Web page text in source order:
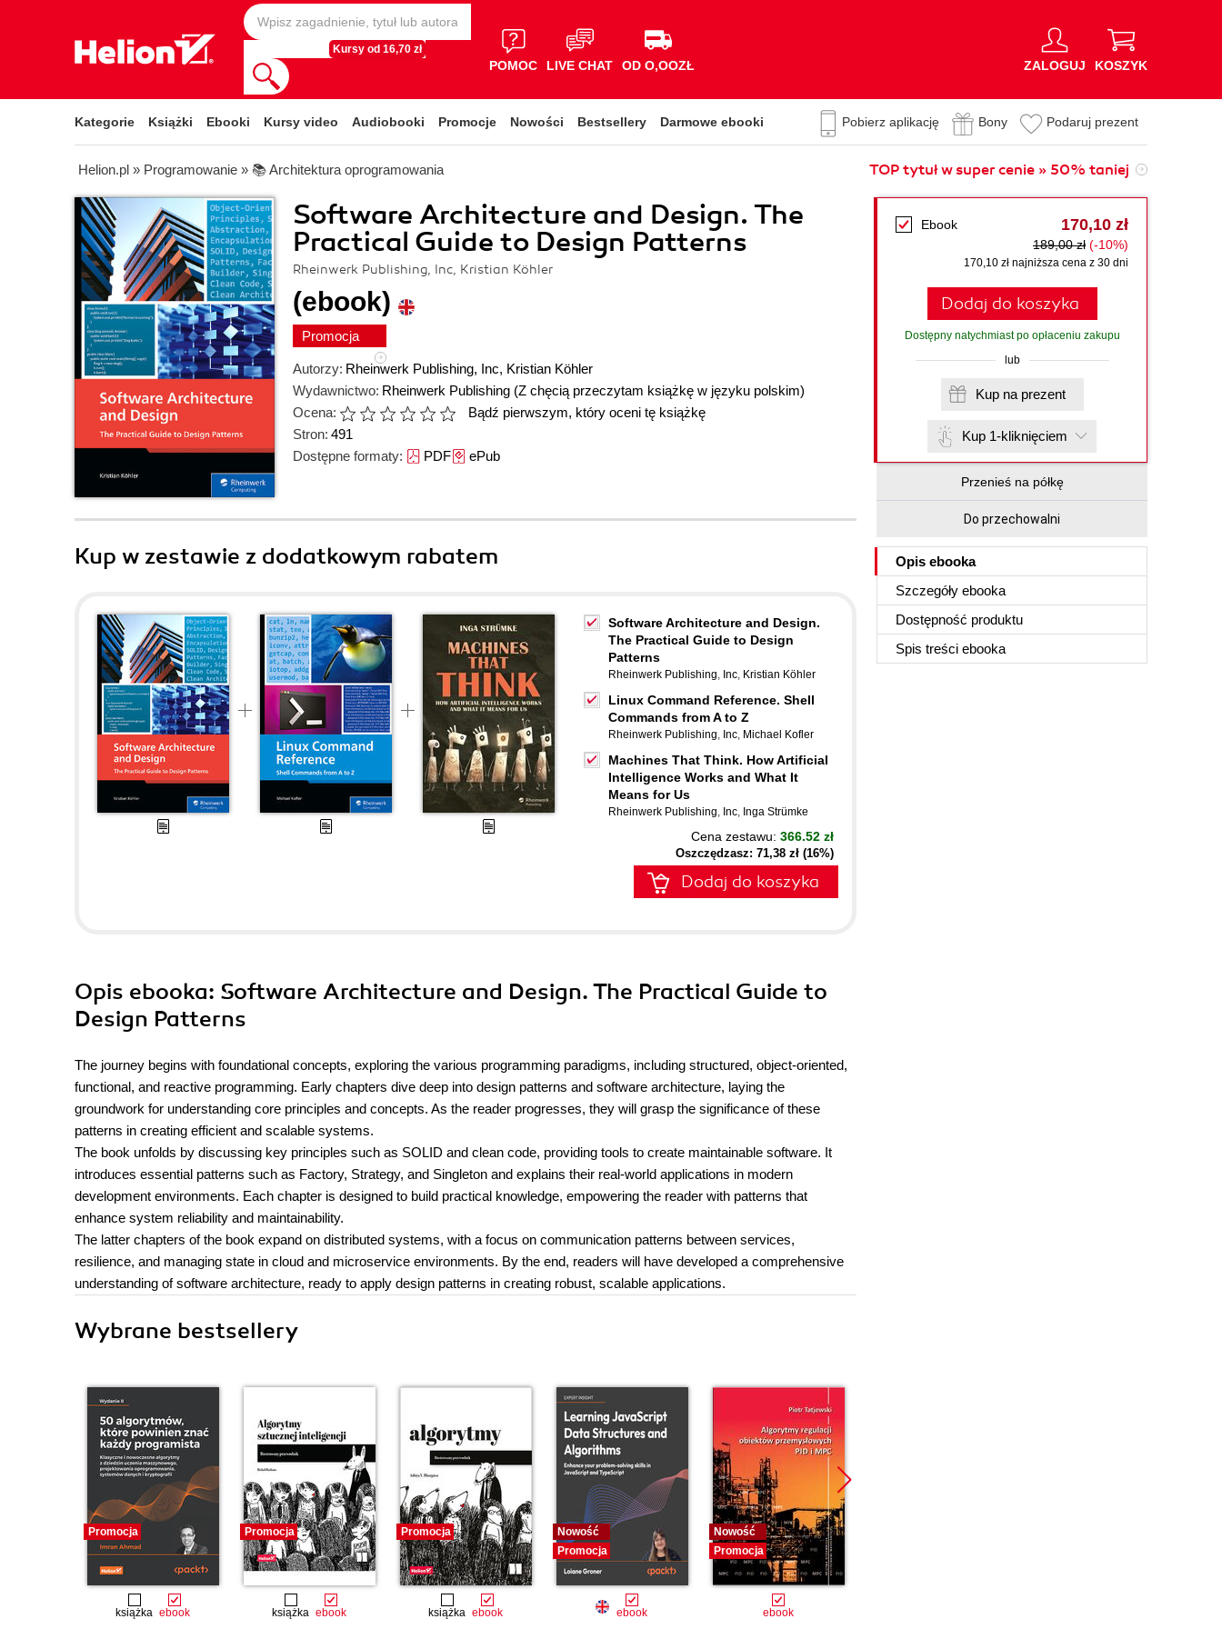
Kursy od 16,70 zł
POMOC LIVE CHAT OD O,OOZŁ ZALOGUJ KOSZYK
Kategorie Książki Ebooki Kursy video Audiobooki Promocje Nowości Bestsellery Darmowe ebooki Pobierz aplikację Bony Podaruj prezent
Helion.pl » Programowanie » 📚 Architektura oprogramowania TOP tytuł w super cenie » 50% taniej
Software Architecture and Design. The
Practical Guide to Design Patterns
Rheinwerk Publishing, Inc, Kristian Köhler
(ebook)
Promocja
Autorzy: Rheinwerk Publishing, Inc, Kristian Köhler
Wydawnictwo: Rheinwerk Publishing (Z chęcią przeczytam książkę w języku polskim)
Ocena:
Bądź pierwszym, który oceni tę książkę
Stron: 491
Dostępne formaty: PDFePub
Ebook 170,10 zł
189,00 zł (-10%)
170,10 zł najniższa cena z 30 dni
Dodaj do koszyka
Dostępny natychmiast po opłaceniu zakupu
lub
Kup na prezent
Kup 1-kliknięciem
Przenieś na półkę
Do przechowalni
Opis ebooka
Szczegóły ebooka
Dostępność produktu
Spis treści ebooka
Kup w zestawie z dodatkowym rabatem
Software Architecture and Design.
The Practical Guide to Design
Patterns
Rheinwerk Publishing, Inc, Kristian Köhler
Linux Command Reference. Shell
Commands from A to Z
Rheinwerk Publishing, Inc, Michael Kofler
Machines That Think. How Artificial
Intelligence Works and What It
Means for Us
Rheinwerk Publishing, Inc, Inga Strümke
Cena zestawu: 366.52 zł
Oszczędzasz: 71,38 zł (16%)
Dodaj do koszyka
Opis ebooka: Software Architecture and Design. The Practical Guide to
Design Patterns
The journey begins with foundational concepts, exploring the various programming paradigms, including structured, object-oriented,
functional, and reactive programming. Early chapters dive deep into design patterns and software architecture, laying the
groundwork for understanding core principles and concepts. As the reader progresses, they will grasp the significance of these
patterns in creating efficient and scalable systems.
The book unfolds by discussing key principles such as SOLID and clean code, providing tools to create maintainable software. It
introduces essential patterns such as Factory, Strategy, and Singleton and explains their real-world applications in modern
development environments. Each chapter is designed to build practical knowledge, empowering the reader with patterns that
enhance system reliability and maintainability.
The latter chapters of the book expand on distributed systems, with a focus on communication patterns between services,
resilience, and managing state in cloud and microservice environments. By the end, readers will have developed a comprehensive
understanding of software architecture, ready to apply design patterns in creating robust, scalable applications.
Wybrane bestsellery
Promocja
książka ebook
Promocja
książka ebook
Promocja
książka ebook
Nowość
Promocja
ebook
Nowość
Promocja
ebook